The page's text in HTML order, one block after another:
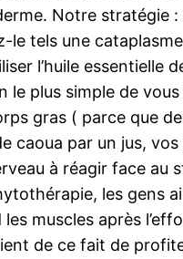
Notre stratégie
le tels une
l’huile essentielle
plus simple de
gras ( parce que
caoua par un jus,
à réagir face au
les gens
muscles après
de ce fait de